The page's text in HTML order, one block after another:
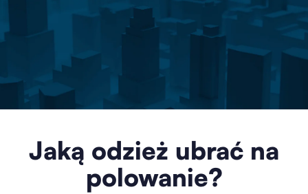
Jaką odzież ubrać na
polowanie?